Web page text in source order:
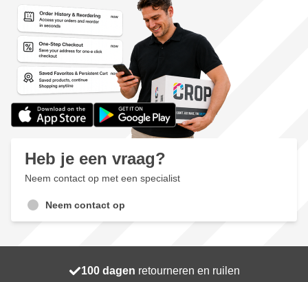
Heb je een vraag?
Neem contact op met een specialist
Neem contact op
morgen bezorgd
Gratis bezorgd
100 dagen retourneren en ruilen